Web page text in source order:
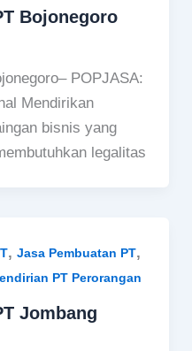
Bojonegoro
POPJASA:
Mendirikan
bisnis yang
legalitas
, Jasa Pembuatan PT,
PT Perorangan
Jombang